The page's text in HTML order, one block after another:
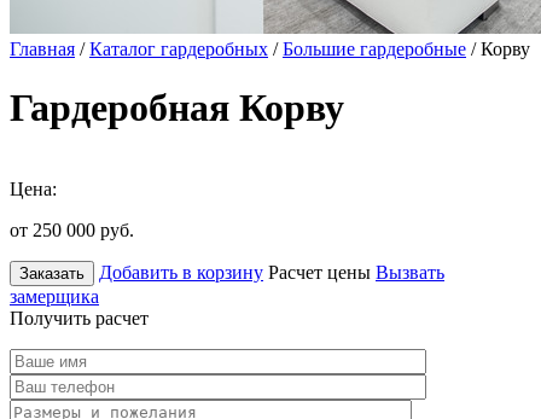
Главная /Каталог гардеробных /Большие гардеробные / Корву
Гардеробная Корву
Цена:
от 250 000 руб.
Заказать Добавить в корзину Расчет цены Вызвать
замерщика
Получить расчет